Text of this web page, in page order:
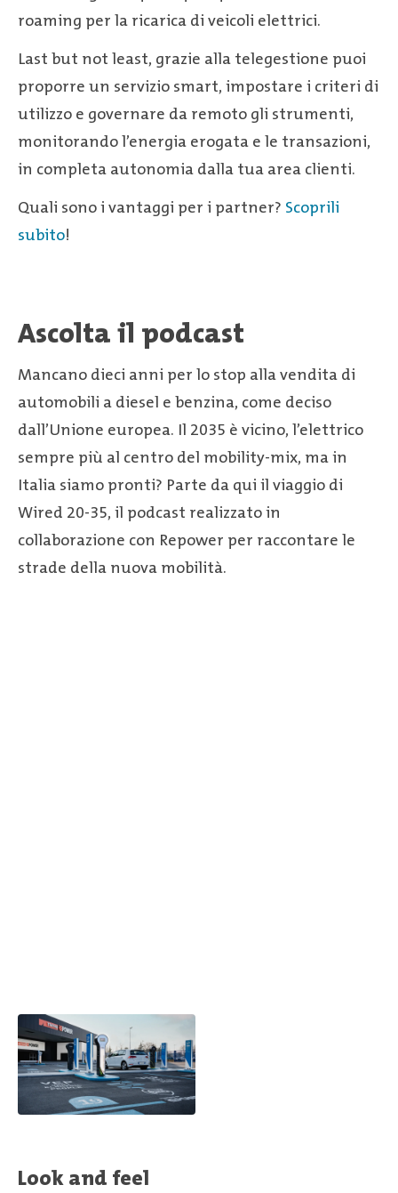
roaming per la ricarica di veicoli elettrici.
Last but not least, grazie alla telegestione puoi
proporre un servizio smart, impostare i criteri di
utilizzo e governare da remoto gli strumenti,
monitorando l’energia erogata e le transazioni,
in completa autonomia dalla tua area clienti.
Quali sono i vantaggi per i partner? Scoprili
subito!
Ascolta il podcast
Mancano dieci anni per lo stop alla vendita di
automobili a diesel e benzina, come deciso
dall’Unione europea. Il 2035 è vicino, l’elettrico
sempre più al centro del mobility-mix, ma in
Italia siamo pronti? Parte da qui il viaggio di
Wired 20-35, il podcast realizzato in
collaborazione con Repower per raccontare le
strade della nuova mobilità.
Look and feel